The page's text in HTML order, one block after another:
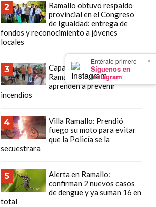
×
Entérate primero
Síguenos en
Instagram
2
Ramallo obtuvo respaldo
provincial en el Congreso
de Igualdad: entrega de
fondos y reconocimiento a jóvenes
locales
3
Capacitación en Villa
Ramallo: Los chicos
aprenden a prevenir
incendios
4
Villa Ramallo: Prendió
fuego su moto para evitar
que la Policía se la
secuestrara
5
Alerta en Ramallo:
confirman 2 nuevos casos
de dengue y ya suman 16 en
total